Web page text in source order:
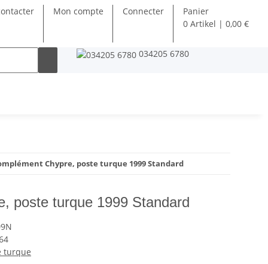
Mon compte Connecter
Panier
0 Artikel | 0,00 €
034205 6780
Chypre, poste turque 1999 Standard
poste turque 1999 Standard
turque